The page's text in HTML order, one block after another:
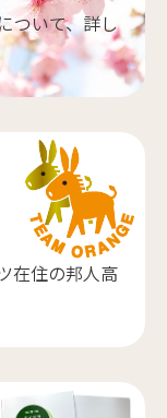
ついて、詳し
在住の邦人高